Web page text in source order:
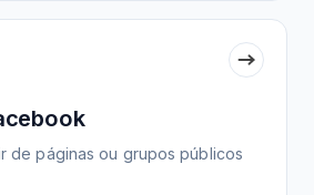
de páginas ou grupos públicos